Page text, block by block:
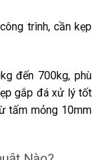
trình, cần kẹp
đến 700kg, phù
gắp đá xử lý tốt
tấm mỏng 10mm